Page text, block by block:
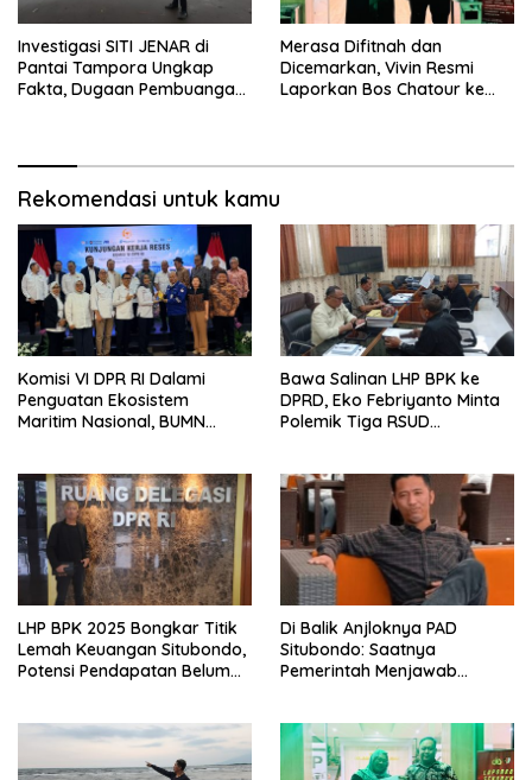
Investigasi SITI JENAR di
Pantai Tampora Ungkap
Fakta, Dugaan Pembuangan
Merasa Difitnah dan
Dicemarkan, Vivin Resmi
Laporkan Bos Chatour ke
Rekomendasi untuk kamu
Komisi VI DPR RI Dalami
Penguatan Ekosistem
Maritim Nasional, BUMN
Bawa Salinan LHP BPK ke
DPRD, Eko Febriyanto Minta
Polemik Tiga RSUD
LHP BPK 2025 Bongkar Titik
Lemah Keuangan Situbondo,
Potensi Pendapatan Belum
Di Balik Anjloknya PAD
Situbondo: Saatnya
Pemerintah Menjawab